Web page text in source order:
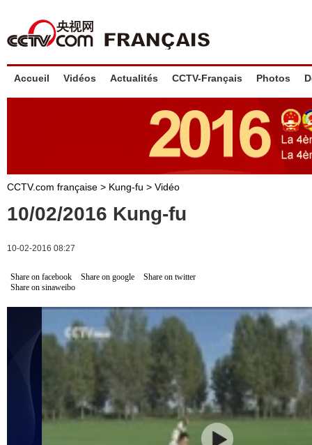
Accueil Vidéos Actualités CCTV-Français Photos
CCTV.com française > Kung-fu > Vidéo
10/02/2016 Kung-fu
10-02-2016 08:27
Share on facebook Share on google
Share on twitter
Share on sinaweibo